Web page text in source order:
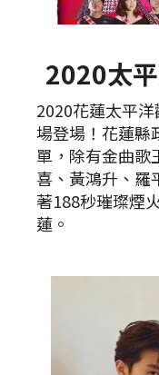
2020太
2020花蓮太平
場登場！花蓮縣
單，除有金曲歌
喜、黃鴻升、羅
著188秒璀璨煙
蓮。